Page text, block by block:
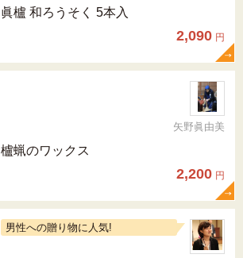
眞櫨 和ろうそく 5本入
2,090 円
矢野眞由美
櫨蝋のワックス
2,200 円
男性への贈り物に人気!